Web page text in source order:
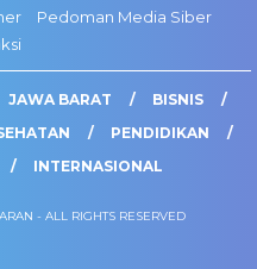
Pedoman Media Siber
JAWA BARAT
BISNIS
PENDIDIKAN
INTERNASIONAL
- ALL RIGHTS RESERVED